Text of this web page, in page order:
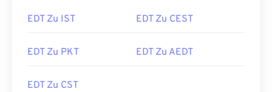
EDT Zu IST EDT Zu CEST
EDT Zu PKT EDT Zu AEDT
EDT Zu CST